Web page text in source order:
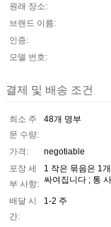
원래 장소:
브랜드 이름:
인증:
모델 번호:
결제 및 배송 조건
최소 주
문 수량:
48개 명부
가격:
negotiable
포장 세
부 사항:
1 작은 묶음은 1
싸여집니다 ; 통
배달 시
간:
1-2 주